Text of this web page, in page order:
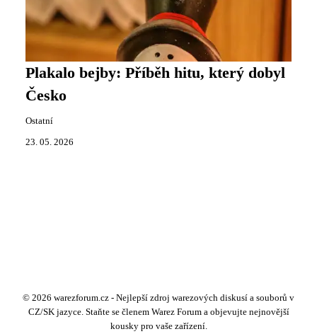
Plakalo bejby: Příběh hitu, který dobyl
Česko
Ostatní
23. 05. 2026
© 2026 warezforum.cz - Nejlepší zdroj warezových diskusí a souborů v
CZ/SK jazyce. Staňte se členem Warez Forum a objevujte nejnovější
kousky pro vaše zařízení.